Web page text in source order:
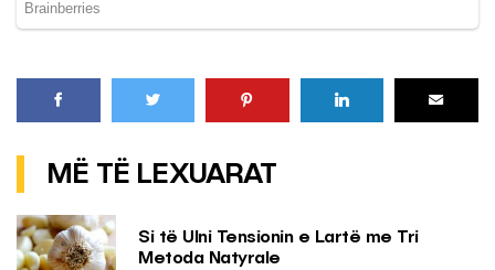
MË TË LEXUARAT
Si të Ulni Tensionin e Lartë me Tri
Metoda Natyrale